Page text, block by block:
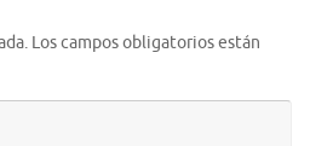
Los campos obligatorios están